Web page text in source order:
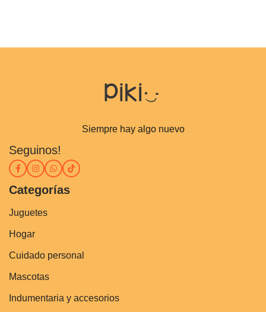
Siempre hay algo nuevo
Seguinos!
Categorías
Juguetes
Hogar
Cuidado personal
Mascotas
Indumentaria y accesorios